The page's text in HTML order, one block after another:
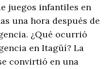
juegos infantiles en
una hora después de
¿Qué ocurrió
en Itagüí? La
convirtió en una